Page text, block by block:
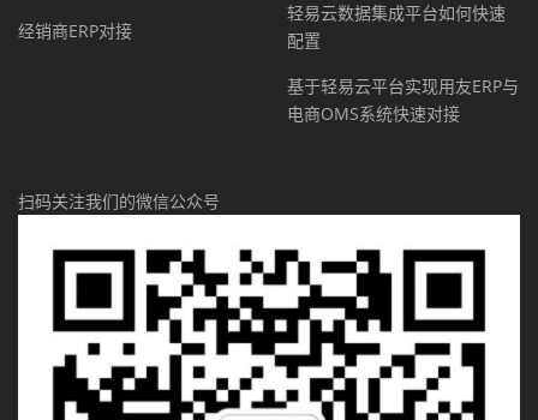
经销商ERP对接
轻易云数据集成平台如何快速
配置
基于轻易云平台实现用友ERP与
电商OMS系统快速对接
扫码关注我们的微信公众号